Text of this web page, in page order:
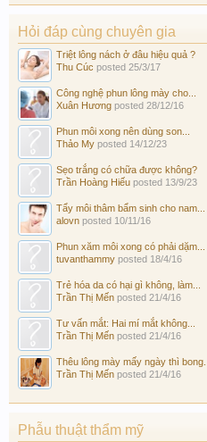
Hỏi đáp cùng chuyên gia
Triệt lông nách ở đâu hiệu quả ?
Thu Cúc posted 25/3/17
Công nghệ phun lông mày cho...
Xuân Hương posted 28/12/16
Phun môi xong nên dùng son...
Thảo My posted 14/12/23
Sẹo trắng có chữa được không?
Trần Hoàng Hiếu posted 13/9/23
Tẩy môi thâm bẩm sinh cho nam...
alovn posted 10/11/16
Phun xăm môi xong có phải dặm...
tuvanthammy posted 18/4/16
Trẻ hóa da có hại gì không, làm...
Trần Thị Mến posted 21/4/16
Tư vấn mắt: Hai mí mắt không...
Trần Thị Mến posted 21/4/16
Thêu lông mày mấy ngày thì bong...
Trần Thị Mến posted 21/4/16
Phẫu thuật thẩm mỹ